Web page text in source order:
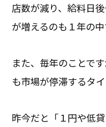
店数が減り、給料日
が増えるのも１年の中
また、毎年のことで
も市場が停滞するタ
昨今だと「１円や低